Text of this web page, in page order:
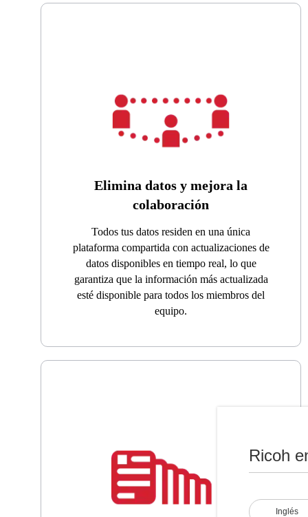
Ricoh
Inglés
Elimina datos y mejora la
colaboración
Todos tus datos residen en una única
plataforma compartida con actualizaciones de
datos disponibles en tiempo real, lo que
garantiza que la información más actualizada
esté disponible para todos los miembros del
equipo.